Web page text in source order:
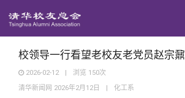
地区联络
年级联络
回馈母校
捐赠项目
媒体平台
校领导一行看望老校友老党员赵宗鼐
2026-02-12 | 浏览 150次
清华新闻网 2026年2月12日
| 化工系